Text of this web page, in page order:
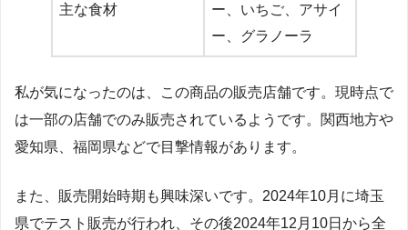
主な食材
ー、いちご、アサイ
ー、グラノーラ
私が気になったのは、この商品の販売店舗です。現時点で
は一部の店舗でのみ販売されているようです。関西地方や
愛知県、福岡県などで目撃情報があります。
また、販売開始時期も興味深いです。2024年10月に埼玉
県でテスト販売が行われ、その後2024年12月10日から全